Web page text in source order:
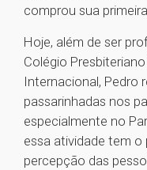
comprou sua
Hoje, além de ser
Colégio
Internacional, Pedro
passarinhadas nos
especialmente no
essa atividade tem
percepção das